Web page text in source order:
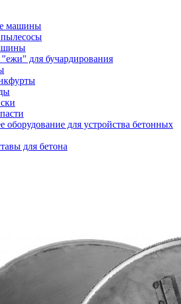
машины
для бучардирования
оборудование для устройства бетонных
для бетона